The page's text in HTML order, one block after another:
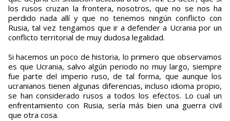
los rusos cruzan la frontera, nosotros, que no se nos ha
perdido nada allí y que no tenemos ningún conflicto con
Rusia, tal vez tengamos que ir a defender a Ucrania por un
conflicto territorial de muy dudosa legalidad.
Si hacemos un poco de historia, lo primero que observamos
es que Ucrania, salvo algún periodo no muy largo, siempre
fue parte del imperio ruso, de tal forma, que aunque los
ucranianos tienen algunas diferencias, incluso idioma propio,
se han considerado rusos a todos los efectos. Lo cual un
enfrentamiento con Rusia, sería más bien una guerra civil
que otra cosa.